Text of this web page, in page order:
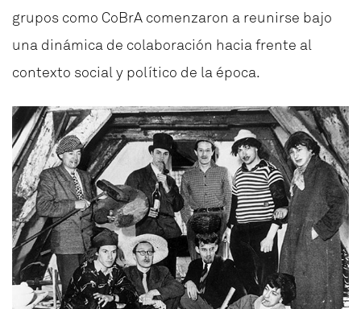
grupos como CoBrA comenzaron a reunirse bajo
una dinámica de colaboración hacia frente al
contexto social y político de la época.